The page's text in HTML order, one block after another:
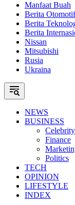
Manfaat Buah
Berita Otomotif
Berita
Berita
Nissan
Mitsubishi
Rusia
Ukraina
NEWS
BUSINESS
Celebrity
Finance
Politics
TECH
OPINION
LIFESTYLE
INDEX